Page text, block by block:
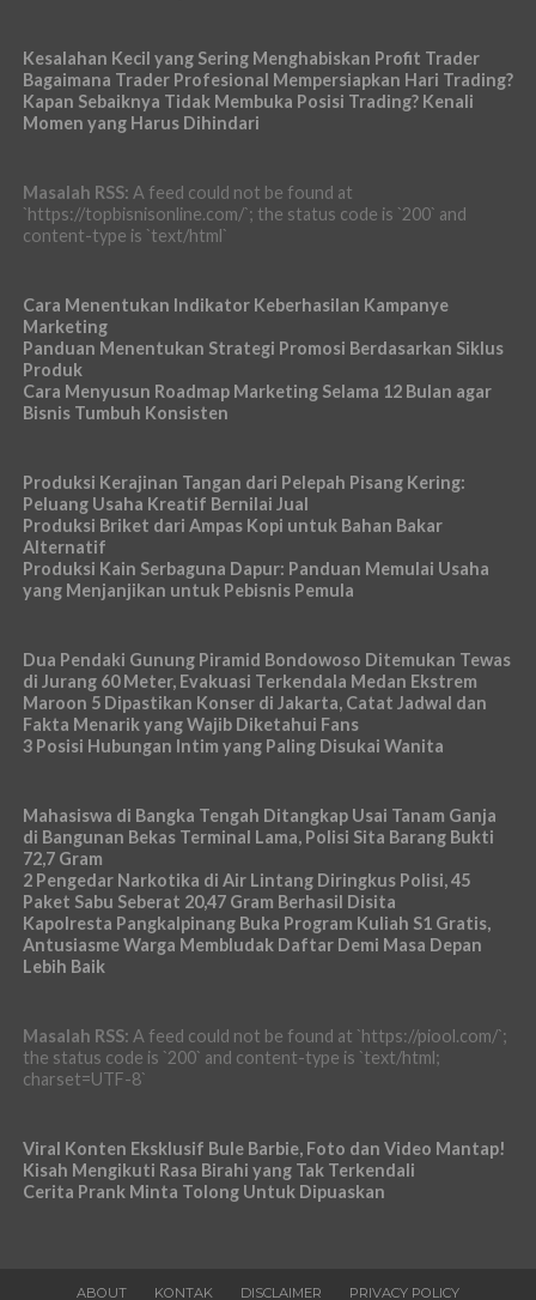
Kesalahan Kecil yang Sering Menghabiskan Profit Trader
Bagaimana Trader Profesional Mempersiapkan Hari Trading?
Kapan Sebaiknya Tidak Membuka Posisi Trading? Kenali
Momen yang Harus Dihindari
Masalah RSS: A feed could not be found at
`https://topbisnisonline.com/`; the status code is `200` and
content-type is `text/html`
Cara Menentukan Indikator Keberhasilan Kampanye
Marketing
Panduan Menentukan Strategi Promosi Berdasarkan Siklus
Produk
Cara Menyusun Roadmap Marketing Selama 12 Bulan agar
Bisnis Tumbuh Konsisten
Produksi Kerajinan Tangan dari Pelepah Pisang Kering:
Peluang Usaha Kreatif Bernilai Jual
Produksi Briket dari Ampas Kopi untuk Bahan Bakar
Alternatif
Produksi Kain Serbaguna Dapur: Panduan Memulai Usaha
yang Menjanjikan untuk Pebisnis Pemula
Dua Pendaki Gunung Piramid Bondowoso Ditemukan Tewas
di Jurang 60 Meter, Evakuasi Terkendala Medan Ekstrem
Maroon 5 Dipastikan Konser di Jakarta, Catat Jadwal dan
Fakta Menarik yang Wajib Diketahui Fans
3 Posisi Hubungan Intim yang Paling Disukai Wanita
Mahasiswa di Bangka Tengah Ditangkap Usai Tanam Ganja
di Bangunan Bekas Terminal Lama, Polisi Sita Barang Bukti
72,7 Gram
2 Pengedar Narkotika di Air Lintang Diringkus Polisi, 45
Paket Sabu Seberat 20,47 Gram Berhasil Disita
Kapolresta Pangkalpinang Buka Program Kuliah S1 Gratis,
Antusiasme Warga Membludak Daftar Demi Masa Depan
Lebih Baik
Masalah RSS: A feed could not be found at `https://piool.com/`;
the status code is `200` and content-type is `text/html;
charset=UTF-8`
Viral Konten Eksklusif Bule Barbie, Foto dan Video Mantap!
Kisah Mengikuti Rasa Birahi yang Tak Terkendali
Cerita Prank Minta Tolong Untuk Dipuaskan
ABOUT KONTAK DISCLAIMER PRIVACY POLICY